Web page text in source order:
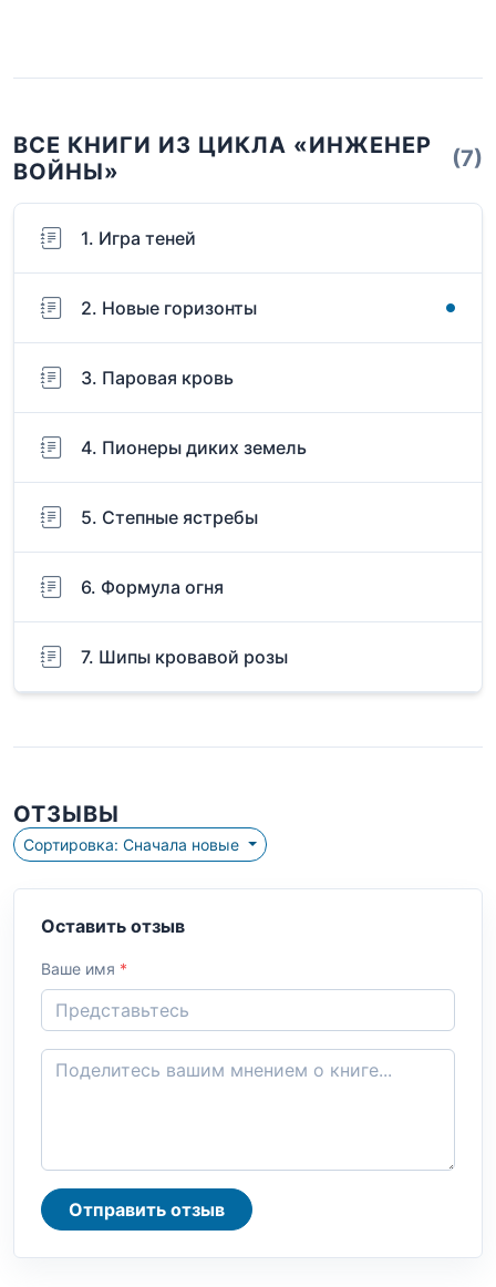
ВСЕ КНИГИ ИЗ ЦИКЛА «ИНЖЕНЕР
ВОЙНЫ»
(7)
1. Игра теней
2. Новые горизонты
3. Паровая кровь
4. Пионеры диких земель
5. Степные ястребы
6. Формула огня
7. Шипы кровавой розы
ОТЗЫВЫ
Сортировка: Сначала новые
Оставить отзыв
Ваше имя *
Отправить отзыв